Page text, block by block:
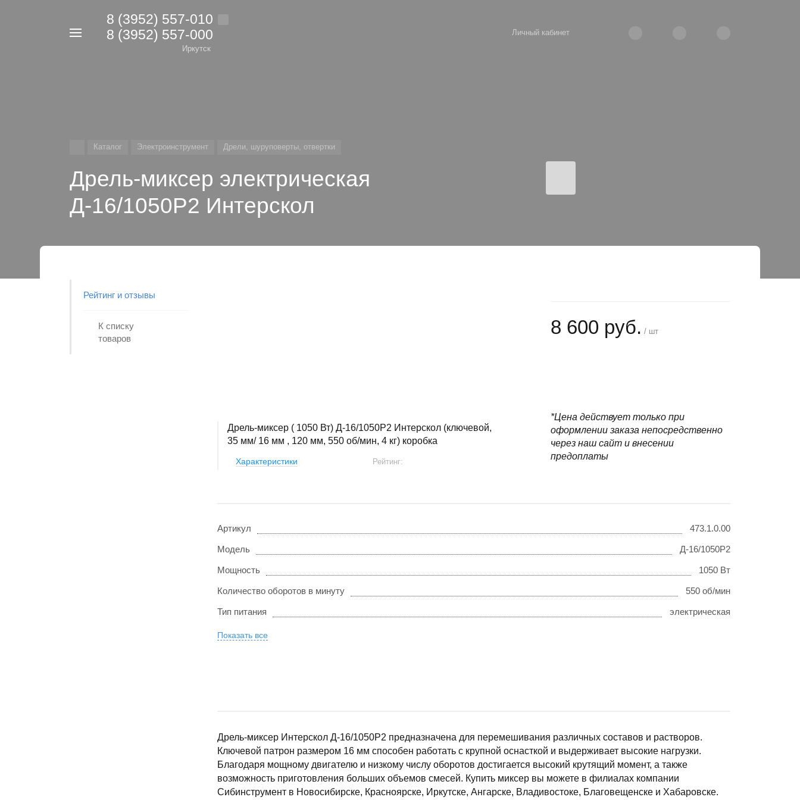
8 (3952) 557-010
8 (3952) 557-000
Иркутск
Личный кабинет
Каталог Электроинструмент Дрели, шуруповерты, отвертки
Дрель-миксер электрическая
Д-16/1050Р2 Интерскол
Рейтинг и отзывы
К списку
товаров
Дрель-миксер ( 1050 Вт) Д-16/1050Р2 Интерскол (ключевой,
35 мм/ 16 мм , 120 мм, 550 об/мин, 4 кг) коробка
Характеристики Рейтинг:
8 600 руб. / шт
*Цена действует только при
оформлении заказа непосредственно
через наш сайт и внесении
предоплаты
Артикул 473.1.0.00
Модель Д-16/1050Р2
Мощность 1050 Вт
Количество оборотов в минуту 550 об/мин
Тип питания электрическая
Показать все
Дрель-миксер Интерскол Д-16/1050Р2 предназначена для перемешивания различных составов и растворов.
Ключевой патрон размером 16 мм способен работать с крупной оснасткой и выдерживает высокие нагрузки.
Благодаря мощному двигателю и низкому числу оборотов достигается высокий крутящий момент, а также
возможность приготовления больших объемов смесей. Купить миксер вы можете в филиалах компании
Сибинструмент в Новосибирске, Красноярске, Иркутске, Ангарске, Владивостоке, Благовещенске и Хабаровске.